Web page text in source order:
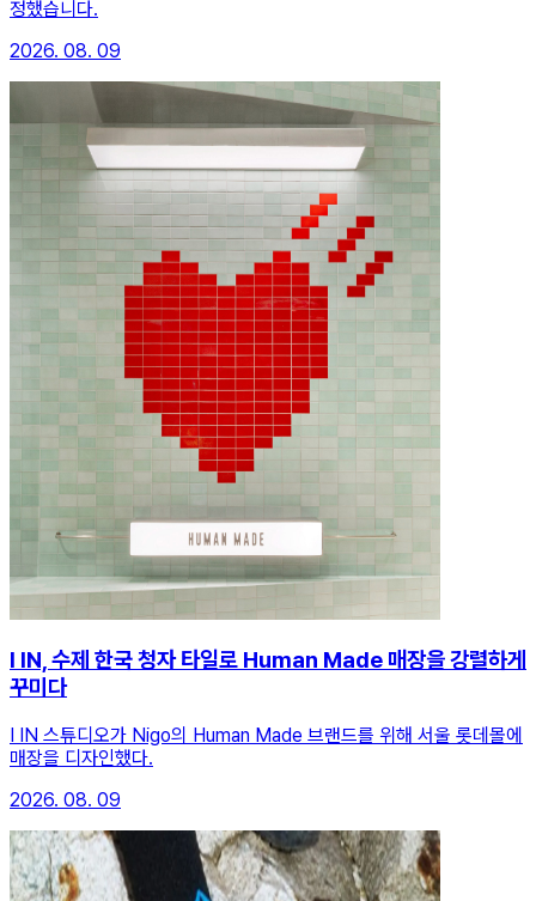
정했습니다.
2026. 08. 09
I IN, 수제 한국 청자 타일로 Human Made 매장을 강렬하게
꾸미다
I IN 스튜디오가 Nigo의 Human Made 브랜드를 위해 서울 롯데몰에
매장을 디자인했다.
2026. 08. 09